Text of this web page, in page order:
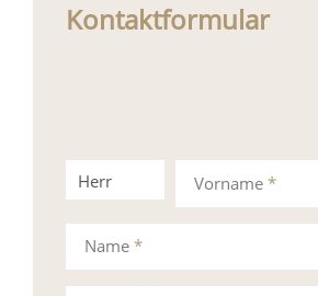
Kontaktformular
Herr Frau
Vorname *
Name *